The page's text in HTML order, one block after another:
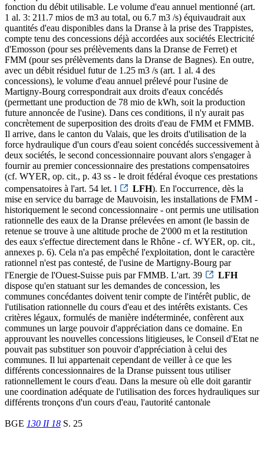
fonction du débit utilisable. Le volume d'eau annuel mentionné (art.
1 al. 3: 211.7 mios de m3 au total, ou 6.7 m3 /s) équivaudrait aux
quantités d'eau disponibles dans la Dranse à la prise des Trappistes,
compte tenu des concessions déjà accordées aux sociétés Electricité
d'Emosson (pour ses prélèvements dans la Dranse de Ferret) et
FMM (pour ses prélèvements dans la Dranse de Bagnes). En outre,
avec un débit résiduel futur de 1.25 m3 /s (art. 1 al. 4 des
concessions), le volume d'eau annuel prélevé pour l'usine de
Martigny-Bourg correspondrait aux droits d'eaux concédés
(permettant une production de 78 mio de kWh, soit la production
future annoncée de l'usine). Dans ces conditions, il n'y aurait pas
concrètement de superposition des droits d'eau de FMM et FMMB.
Il arrive, dans le canton du Valais, que les droits d'utilisation de la
force hydraulique d'un cours d'eau soient concédés successivement à
deux sociétés, le second concessionnaire pouvant alors s'engager à
fournir au premier concessionnaire des prestations compensatoires
(cf. WYER, op. cit., p. 43 ss - le droit fédéral évoque ces prestations
compensatoires à l'art. 54 let. l
LFH). En l'occurrence, dès la
mise en service du barrage de Mauvoisin, les installations de FMM -
historiquement le second concessionnaire - ont permis une utilisation
rationnelle des eaux de la Dranse prélevées en amont (le bassin de
retenue se trouve à une altitude proche de 2'000 m et la restitution
des eaux s'effectue directement dans le Rhône - cf. WYER, op. cit.,
annexes p. 6). Cela n'a pas empêché l'exploitation, dont le caractère
rationnel n'est pas contesté, de l'usine de Martigny-Bourg par
l'Energie de l'Ouest-Suisse puis par FMMB. L'art. 39
LFH
dispose qu'en statuant sur les demandes de concession, les
communes concédantes doivent tenir compte de l'intérêt public, de
l'utilisation rationnelle du cours d'eau et des intérêts existants. Ces
critères légaux, formulés de manière indéterminée, confèrent aux
communes un large pouvoir d'appréciation dans ce domaine. En
approuvant les nouvelles concessions litigieuses, le Conseil d'Etat ne
pouvait pas substituer son pouvoir d'appréciation à celui des
communes. Il lui appartenait cependant de veiller à ce que les
différents concessionnaires de la Dranse puissent tous utiliser
rationnellement le cours d'eau. Dans la mesure où elle doit garantir
une coordination adéquate de l'utilisation des forces hydrauliques sur
différents tronçons d'un cours d'eau, l'autorité cantonale
BGE 130 II 18 S. 25